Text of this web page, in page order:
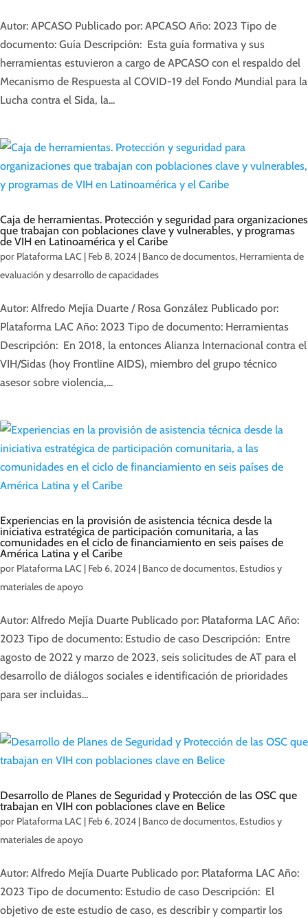
Autor: APCASO Publicado por: APCASO Año: 2023 Tipo de
documento: Guía Descripción: Esta guía formativa y sus
herramientas estuvieron a cargo de APCASO con el respaldo del
Mecanismo de Respuesta al COVID-19 del Fondo Mundial para la
Lucha contra el Sida, la...
Caja de herramientas. Protección y seguridad para organizaciones
que trabajan con poblaciones clave y vulnerables, y programas
de VIH en Latinoamérica y el Caribe
por Plataforma LAC | Feb 8, 2024 | Banco de documentos, Herramienta de
evaluación y desarrollo de capacidades
Autor: Alfredo Mejía Duarte / Rosa González Publicado por:
Plataforma LAC Año: 2023 Tipo de documento: Herramientas
Descripción: En 2018, la entonces Alianza Internacional contra el
VIH/Sidas (hoy Frontline AIDS), miembro del grupo técnico
asesor sobre violencia,...
Experiencias en la provisión de asistencia técnica desde la
iniciativa estratégica de participación comunitaria, a las
comunidades en el ciclo de financiamiento en seis países de
América Latina y el Caribe
por Plataforma LAC | Feb 6, 2024 | Banco de documentos, Estudios y
materiales de apoyo
Autor: Alfredo Mejía Duarte Publicado por: Plataforma LAC Año:
2023 Tipo de documento: Estudio de caso Descripción: Entre
agosto de 2022 y marzo de 2023, seis solicitudes de AT para el
desarrollo de diálogos sociales e identificación de prioridades
para ser incluidas...
Desarrollo de Planes de Seguridad y Protección de las OSC que
trabajan en VIH con poblaciones clave en Belice
por Plataforma LAC | Feb 6, 2024 | Banco de documentos, Estudios y
materiales de apoyo
Autor: Alfredo Mejía Duarte Publicado por: Plataforma LAC Año:
2023 Tipo de documento: Estudio de caso Descripción: El
objetivo de este estudio de caso, es describir y compartir los